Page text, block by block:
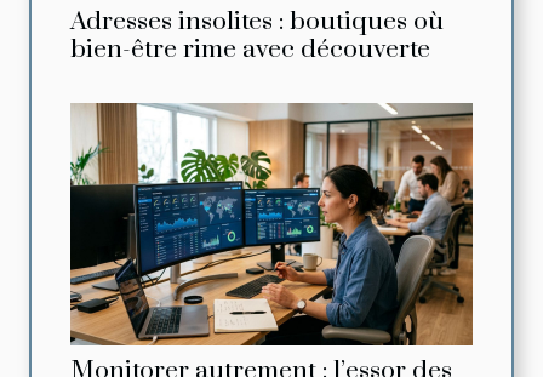
Adresses insolites : boutiques où
bien-être rime avec découverte